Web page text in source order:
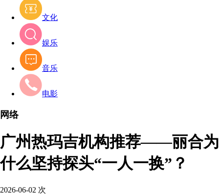
文化
娱乐
音乐
电影
网络
广州热玛吉机构推荐——丽合为
什么坚持探头“一人一换”？
2026-06-02 次